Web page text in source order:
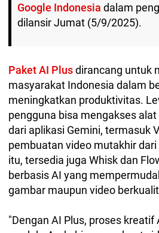
Google Indonesia dalam
dilansir Jumat (5/9/2025).
Paket AI Plusdirancang untuk
masyarakat Indonesia dalam
meningkatkan produktivitas.
pengguna bisa mengakses
dari aplikasi Gemini, termasuk
pembuatan video mutakhir dari
itu, tersedia juga Whisk dan
berbasis AI yang
gambar maupun video
"Dengan AI Plus, proses kreatif